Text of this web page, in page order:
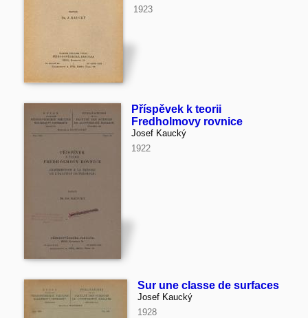
1923
Příspěvek k teorii
Fredholmovy rovnice
Josef Kaucký
1922
Sur une classe de surfaces
Josef Kaucký
1928